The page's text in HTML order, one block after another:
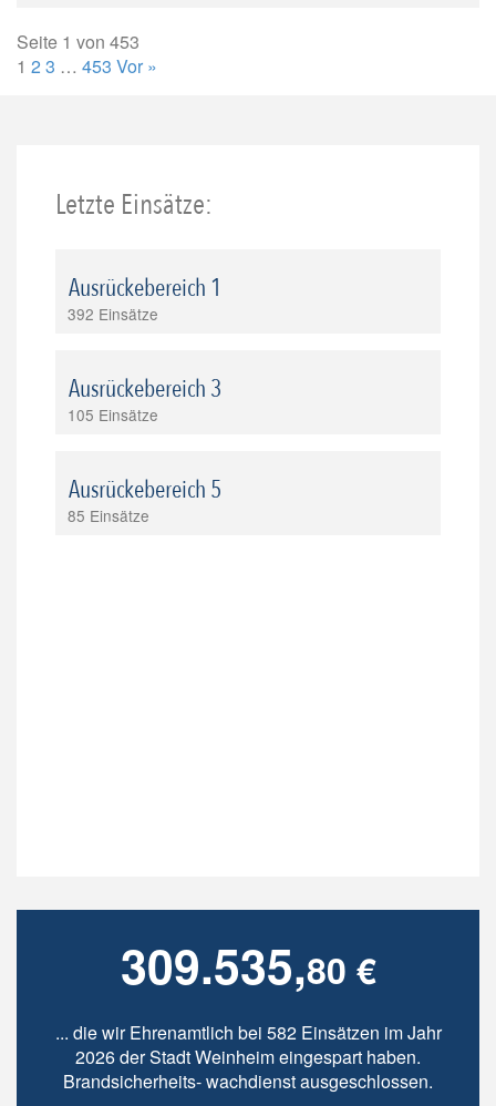
Seite 1 von 453
1 2 3 … 453 Vor »
Letzte Einsätze:
Ausrückebereich 1
392 Einsätze
Ausrückebereich 3
105 Einsätze
Ausrückebereich 5
85 Einsätze
309.535,80 €
... die wir Ehrenamtlich bei 582 Einsätzen im Jahr
2026 der Stadt Weinheim eingespart haben.
Brandsicherheits- wachdienst ausgeschlossen.